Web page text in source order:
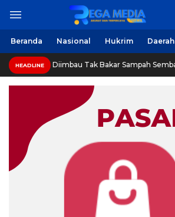
Beranda Nasional Hukrim Daerah
HEADLINE
Diimbau Tak Bakar Sampah Sembarangan